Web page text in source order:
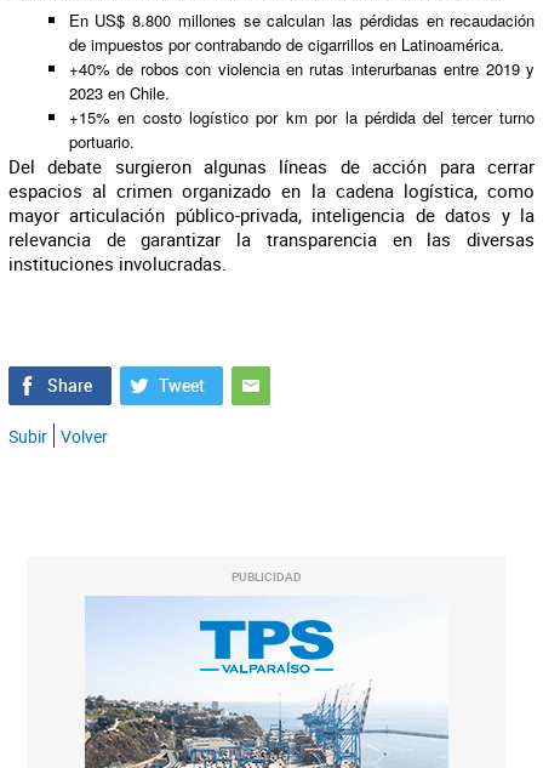
En US$ 8.800 millones se calculan las pérdidas en recaudación
de impuestos por contrabando de cigarrillos en Latinoamérica.
+40% de robos con violencia en rutas interurbanas entre 2019 y
2023 en Chile.
+15% en costo logístico por km por la pérdida del tercer turno
portuario.
Del debate surgieron algunas líneas de acción para cerrar
espacios al crimen organizado en la cadena logística, como
mayor articulación público-privada, inteligencia de datos y la
relevancia de garantizar la transparencia en las diversas
instituciones involucradas.
Subir Volver
PUBLICIDAD